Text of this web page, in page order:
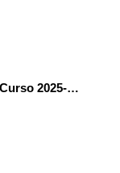
Programa #1# completo. Curso 2025-2026